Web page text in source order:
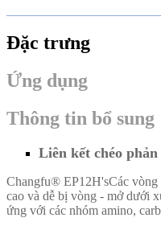
Đặc trưng
Ứng dụng
Thông tin bổ sung
Liên kết chéo phản
Changfu® EP12H'sCác vòng
cao và dễ bị vòng - mở dưới
ứng với các nhóm amino,